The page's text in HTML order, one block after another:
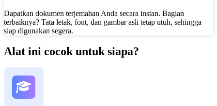
Dapatkan dokumen terjemahan Anda secara instan. Bagian
terbaiknya? Tata letak, font, dan gambar asli tetap utuh, sehingga
siap digunakan segera.
Alat ini cocok untuk siapa?